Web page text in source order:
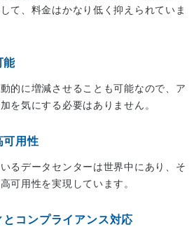
て、料金はかなり低く抑えられていま
能
的に増減させることも可能なので、ア
を気にする必要はありません。
可用性
るデータセンターは世界中にあり、そ
可用性を実現しています。
コンプライアンス対応